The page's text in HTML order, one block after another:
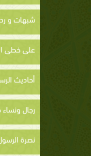
شبهات و
على خطى
أحاديث
رجال
نصرة